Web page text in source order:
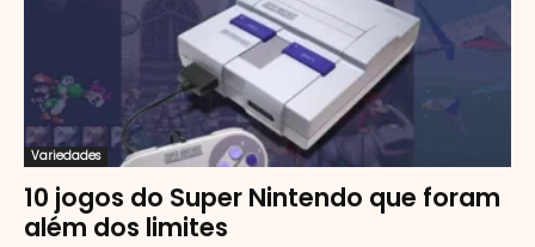
Variedades
10 jogos do Super Nintendo que foram
além dos limites